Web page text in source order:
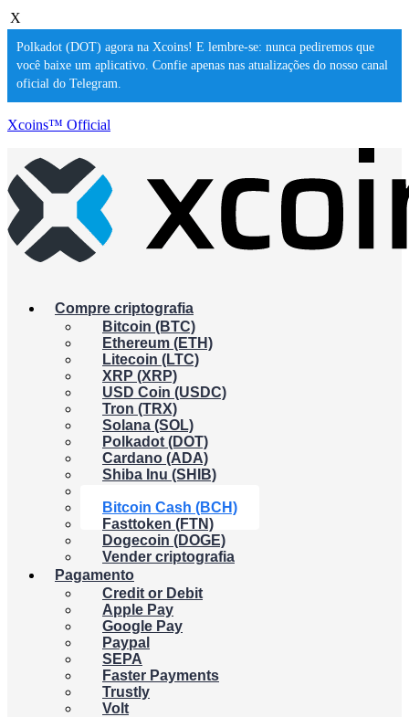
X
Polkadot (DOT) agora na Xcoins! E lembre-se: nunca pediremos que
você baixe um aplicativo. Confie apenas nas atualizações do nosso canal
oficial do Telegram.
Xcoins™ Official
Compre criptografia
Bitcoin (BTC)
Ethereum (ETH)
Litecoin (LTC)
XRP (XRP)
USD Coin (USDC)
Tron (TRX)
Solana (SOL)
Polkadot (DOT)
Cardano (ADA)
Shiba Inu (SHIB)
Bitcoin Cash (BCH)
Fasttoken (FTN)
Dogecoin (DOGE)
Vender criptografia
Pagamento
Credit or Debit
Apple Pay
Google Pay
Paypal
SEPA
Faster Payments
Trustly
Volt